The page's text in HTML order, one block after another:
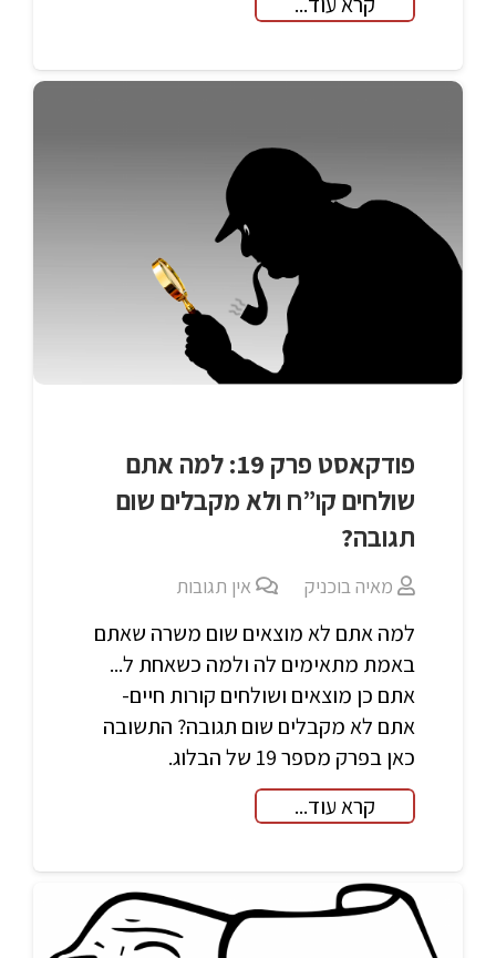
פודקאסט פרק 19: למה אתם
שולחים קו”ח ולא מקבלים שום
תגובה?
מאיה בוכניק אין תגובות
למה אתם לא מוצאים שום משרה שאתם
באמת מתאימים לה ולמה כשאחת ל...
אתם כן מוצאים ושולחים קורות חיים-
אתם לא מקבלים שום תגובה? התשובה
כאן בפרק מספר 19 של הבלוג.
קרא עוד...